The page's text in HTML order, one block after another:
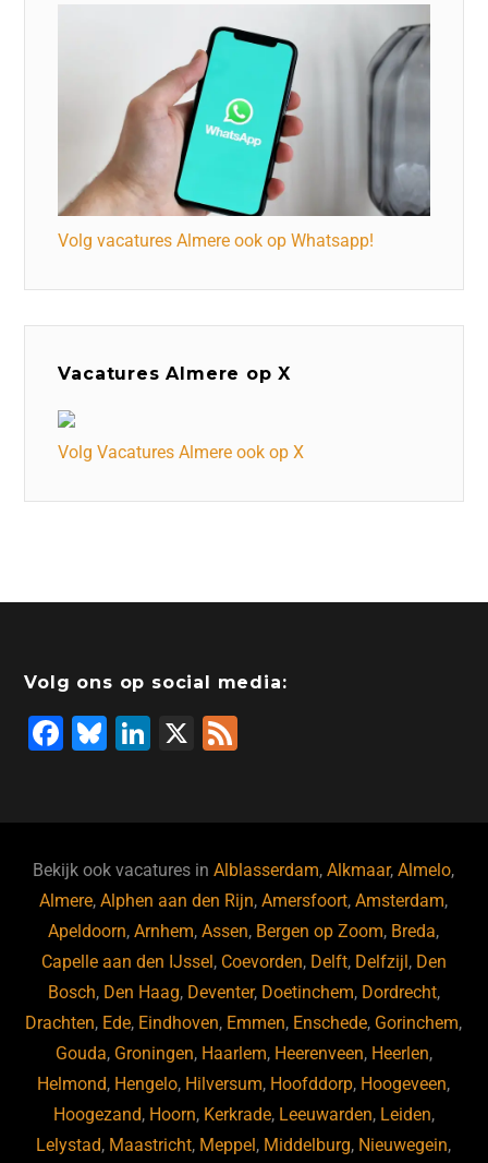
Volg vacatures Almere ook op Whatsapp!
Vacatures Almere op X
Volg Vacatures Almere ook op X
Volg ons op social media:
F
b
o
o
k
Bl
ky
Li
dI
n
X
Bekijk ook vacatures inAlblasserdam,Alkmaar,Almelo,
Almere,Alphen aan den Rijn,Amersfoort,Amsterdam,
Apeldoorn,Arnhem,Assen, Bergen op Zoom, Breda,
Capelle aan den IJssel, Coevorden, Delft, Delfzijl, Den
Bosch, Den Haag, Deventer, Doetinchem, Dordrecht,
Drachten, Ede, Eindhoven, Emmen, Enschede, Gorinchem,
Gouda, Groningen, Haarlem, Heerenveen, Heerlen,
Helmond, Hengelo, Hilversum, Hoofddorp, Hoogeveen,
Hoogezand, Hoorn, Kerkrade, Leeuwarden, Leiden,
Lelystad, Maastricht, Meppel, Middelburg, Nieuwegein,